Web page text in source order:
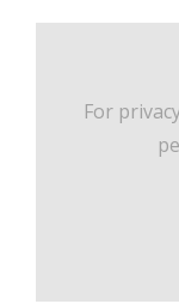
For